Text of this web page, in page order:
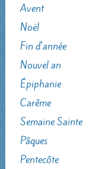
Avent
Noël
Fin d'année
Nouvel an
Épiphanie
Carême
Semaine Sainte
Pâques
Pentecôte